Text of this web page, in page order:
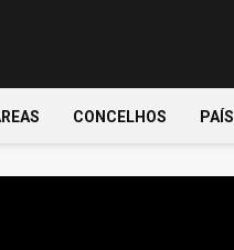
CONCELHOS PAÍS